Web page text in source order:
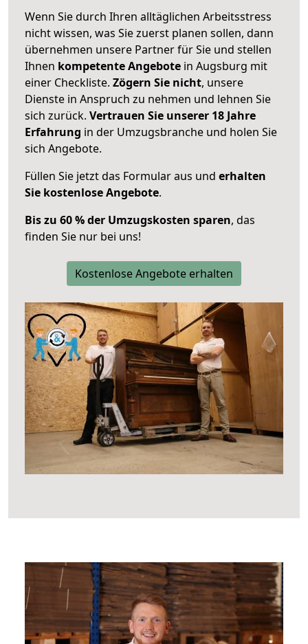
Wenn Sie durch Ihren alltäglichen Arbeitsstress
nicht wissen, was Sie zuerst planen sollen, dann
übernehmen unsere Partner für Sie und stellen
Ihnen kompetente Angebote in Augsburg mit
einer Checkliste. Zögern Sie nicht, unsere
Dienste in Anspruch zu nehmen und lehnen Sie
sich zurück. Vertrauen Sie unserer 18 Jahre
Erfahrung in der Umzugsbranche und holen Sie
sich Angebote.
Füllen Sie jetzt das Formular aus und erhalten
Sie kostenlose Angebote.
Bis zu 60 % der Umzugskosten sparen, das
finden Sie nur bei uns!
Kostenlose Angebote erhalten